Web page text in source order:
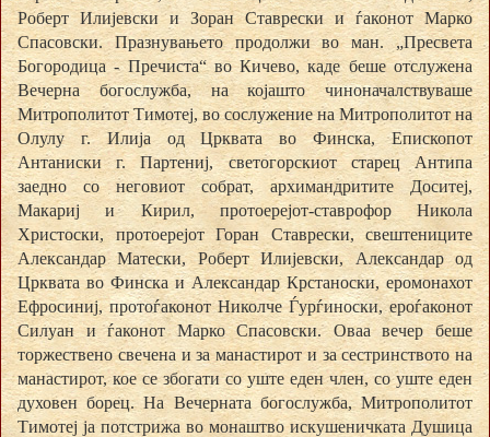
Роберт Илијевски и Зоран Ставрески и ѓаконот Марко
Спасовски. Празнувањето продолжи во ман. „Пресвета
Богородица - Пречиста“ во Кичево, каде беше отслужена
Вечерна богослужба, на којашто чиноначалствуваше
Митрополитот Тимотеј, во сослужение на Митрополитот на
Олулу г. Илија од Црквата во Финска, Епископот
Антаниски г. Партениј, светогорскиот старец Антипа
заедно со неговиот собрат, архимандритите Доситеј,
Макариј и Кирил, протоерејот-ставрофор Никола
Христоски, протоерејот Горан Ставрески, свештениците
Александар Матески, Роберт Илијевски, Александар од
Црквата во Финска и Александар Крстаноски, еромонахот
Ефросиниј, протоѓаконот Николче Ѓурѓиноски, ероѓаконот
Силуан и ѓаконот Марко Спасовски. Оваа вечер беше
торжествено свечена и за манастирот и за сестринството на
манастирот, кое се збогати со уште еден член, со уште еден
духовен борец. На Вечерната богослужба, Митрополитот
Тимотеј ја потстрижа во монаштво искушеничката Душица